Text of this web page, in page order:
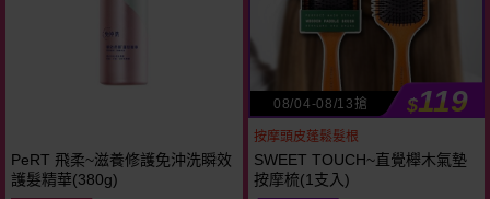
PeRT 飛柔~滋養修護免沖洗瞬效
護髮精華(380g)
08/04-08/13搶 $119
按摩頭皮蓬鬆髮根
SWEET TOUCH~直覺櫸木氣墊
按摩梳(1支入)